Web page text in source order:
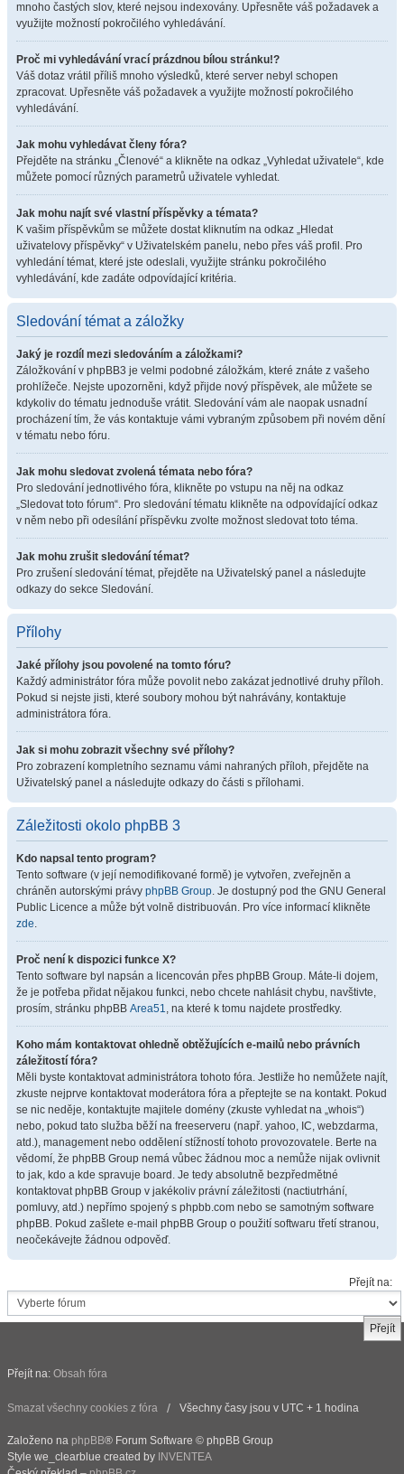
mnoho častých slov, které nejsou indexovány. Upřesněte váš požadavek a
využijte možností pokročilého vyhledávání.
Proč mi vyhledávání vrací prázdnou bílou stránku!?
Váš dotaz vrátil příliš mnoho výsledků, které server nebyl schopen
zpracovat. Upřesněte váš požadavek a využijte možností pokročilého
vyhledávání.
Jak mohu vyhledávat členy fóra?
Přejděte na stránku „Členové“ a klikněte na odkaz „Vyhledat uživatele“, kde
můžete pomocí různých parametrů uživatele vyhledat.
Jak mohu najít své vlastní příspěvky a témata?
K vašim příspěvkům se můžete dostat kliknutím na odkaz „Hledat
uživatelovy příspěvky“ v Uživatelském panelu, nebo přes váš profil. Pro
vyhledání témat, které jste odeslali, využijte stránku pokročilého
vyhledávání, kde zadáte odpovídající kritéria.
Sledování témat a záložky
Jaký je rozdíl mezi sledováním a záložkami?
Záložkování v phpBB3 je velmi podobné záložkám, které znáte z vašeho
prohlížeče. Nejste upozorněni, když přijde nový příspěvek, ale můžete se
kdykoliv do tématu jednoduše vrátit. Sledování vám ale naopak usnadní
procházení tím, že vás kontaktuje vámi vybraným způsobem při novém dění
v tématu nebo fóru.
Jak mohu sledovat zvolená témata nebo fóra?
Pro sledování jednotlivého fóra, klikněte po vstupu na něj na odkaz
„Sledovat toto fórum“. Pro sledování tématu klikněte na odpovídající odkaz
v něm nebo při odesílání příspěvku zvolte možnost sledovat toto téma.
Jak mohu zrušit sledování témat?
Pro zrušení sledování témat, přejděte na Uživatelský panel a následujte
odkazy do sekce Sledování.
Přílohy
Jaké přílohy jsou povolené na tomto fóru?
Každý administrátor fóra může povolit nebo zakázat jednotlivé druhy příloh.
Pokud si nejste jisti, které soubory mohou být nahrávány, kontaktuje
administrátora fóra.
Jak si mohu zobrazit všechny své přílohy?
Pro zobrazení kompletního seznamu vámi nahraných příloh, přejděte na
Uživatelský panel a následujte odkazy do části s přílohami.
Záležitosti okolo phpBB 3
Kdo napsal tento program?
Tento software (v její nemodifikované formě) je vytvořen, zveřejněn a
chráněn autorskými právy phpBB Group. Je dostupný pod the GNU General
Public Licence a může být volně distribuován. Pro více informací klikněte
zde.
Proč není k dispozici funkce X?
Tento software byl napsán a licencován přes phpBB Group. Máte-li dojem,
že je potřeba přidat nějakou funkci, nebo chcete nahlásit chybu, navštivte,
prosím, stránku phpBB Area51, na které k tomu najdete prostředky.
Koho mám kontaktovat ohledně obtěžujících e-mailů nebo právních
záležitostí fóra?
Měli byste kontaktovat administrátora tohoto fóra. Jestliže ho nemůžete najít,
zkuste nejprve kontaktovat moderátora fóra a přeptejte se na kontakt. Pokud
se nic neděje, kontaktujte majitele domény (zkuste vyhledat na „whois“)
nebo, pokud tato služba běží na freeserveru (např. yahoo, IC, webzdarma,
atd.), management nebo oddělení stížností tohoto provozovatele. Berte na
vědomí, že phpBB Group nemá vůbec žádnou moc a nemůže nijak ovlivnit
to jak, kdo a kde spravuje board. Je tedy absolutně bezpředmětné
kontaktovat phpBB Group v jakékoliv právní záležitosti (nactiutrhání,
pomluvy, atd.) nepřímo spojený s phpbb.com nebo se samotným software
phpBB. Pokud zašlete e-mail phpBB Group o použití softwaru třetí stranou,
neočekávejte žádnou odpověď.
Přejít na:
Přejít na: Obsah fóra
Smazat všechny cookies z fóra Všechny časy jsou v UTC + 1 hodina
Založeno na phpBB® Forum Software © phpBB Group
Style we_clearblue created by INVENTEA